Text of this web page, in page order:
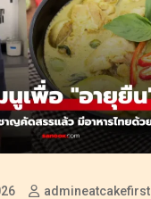
admineatcakefirst